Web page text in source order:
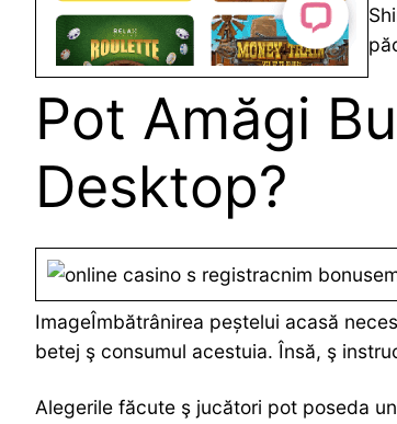
Pot Amăgi
Desktop?
ImageÎmbătrânirea peștelui acasă
betej ş consumul acestuia. Însă, ş
Alegerile făcute ş jucători pot poseda